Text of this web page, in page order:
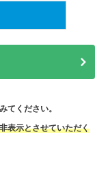
てください。
表示とさせていただく